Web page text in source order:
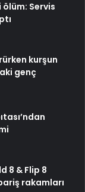
Servis
kurşun
genç
8 & Flip 8
rakamları